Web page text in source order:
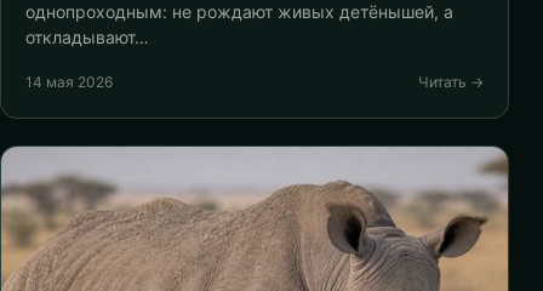
однопроходным: не рождают живых детёнышей, а
откладывают…
14 мая 2026 Читать →